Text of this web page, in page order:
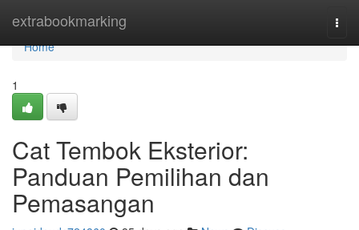
extrabookmarking
Home
Home
1
Cat Tembok Eksterior:
Panduan Pemilihan dan
Pemasangan